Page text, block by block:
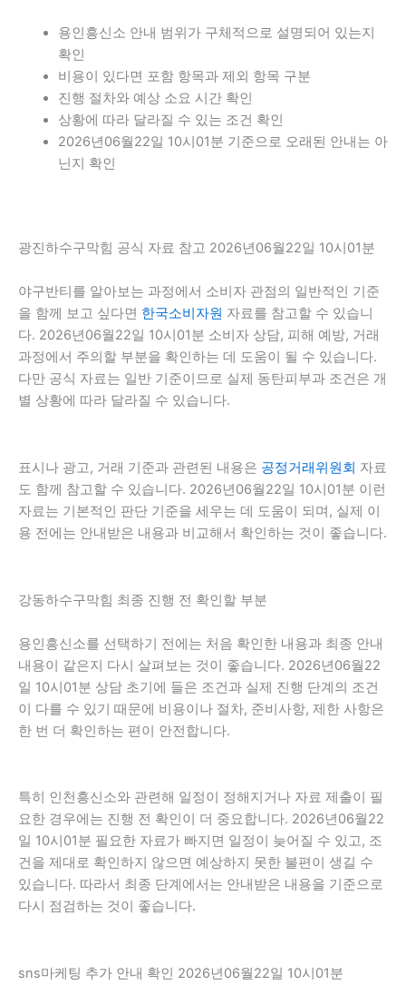
용인흥신소 안내 범위가 구체적으로 설명되어 있는지
확인
비용이 있다면 포함 항목과 제외 항목 구분
진행 절차와 예상 소요 시간 확인
상황에 따라 달라질 수 있는 조건 확인
2026년06월22일 10시01분 기준으로 오래된 안내는 아
닌지 확인
광진하수구막힘 공식 자료 참고 2026년06월22일 10시01분
야구반티를 알아보는 과정에서 소비자 관점의 일반적인 기준
을 함께 보고 싶다면 한국소비자원 자료를 참고할 수 있습니
다. 2026년06월22일 10시01분 소비자 상담, 피해 예방, 거래
과정에서 주의할 부분을 확인하는 데 도움이 될 수 있습니다.
다만 공식 자료는 일반 기준이므로 실제 동탄피부과 조건은 개
별 상황에 따라 달라질 수 있습니다.
표시나 광고, 거래 기준과 관련된 내용은 공정거래위원회 자료
도 함께 참고할 수 있습니다. 2026년06월22일 10시01분 이런
자료는 기본적인 판단 기준을 세우는 데 도움이 되며, 실제 이
용 전에는 안내받은 내용과 비교해서 확인하는 것이 좋습니다.
강동하수구막힘 최종 진행 전 확인할 부분
용인흥신소를 선택하기 전에는 처음 확인한 내용과 최종 안내
내용이 같은지 다시 살펴보는 것이 좋습니다. 2026년06월22
일 10시01분 상담 초기에 들은 조건과 실제 진행 단계의 조건
이 다를 수 있기 때문에 비용이나 절차, 준비사항, 제한 사항은
한 번 더 확인하는 편이 안전합니다.
특히 인천흥신소와 관련해 일정이 정해지거나 자료 제출이 필
요한 경우에는 진행 전 확인이 더 중요합니다. 2026년06월22
일 10시01분 필요한 자료가 빠지면 일정이 늦어질 수 있고, 조
건을 제대로 확인하지 않으면 예상하지 못한 불편이 생길 수
있습니다. 따라서 최종 단계에서는 안내받은 내용을 기준으로
다시 점검하는 것이 좋습니다.
sns마케팅 추가 안내 확인 2026년06월22일 10시01분